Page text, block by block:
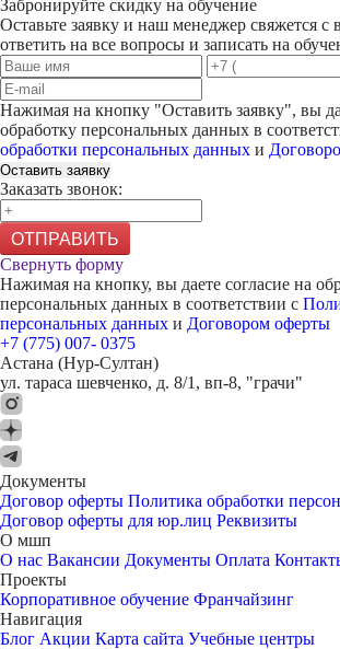
Забронируйте скидку на обучение
Оставьте заявку и наш менеджер свяжется с
ответить на все вопросы и записать на
Нажимая на кнопку "Оставить заявку", вы
обработку персональных данных в
обработки персональных данных и
Оставить заявку
Заказать звонок:
ОТПРАВИТЬ
Свернуть форму
Нажимая на кнопку, вы даете согласие на
персональных данных в соответствии с
персональных данных и Договором оферты
+7 (775) 007- 0375
Астана (Нур-Султан)
ул. тараса шевченко, д. 8/1, вп-8, "грачи"
Документы
Договор оферты Политика обработки
Договор оферты для юр.лиц Реквизиты
О мшп
О нас Вакансии Документы Оплата
Проекты
Корпоративное обучение Франчайзинг
Навигация
Блог Акции Карта сайта Учебные центры